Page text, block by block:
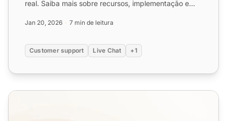
real. Saiba mais sobre recursos, implementação e
Jan 20, 2026 7 min de leitura
Customer support Live Chat +1
Recursos do Chat ao Vivo